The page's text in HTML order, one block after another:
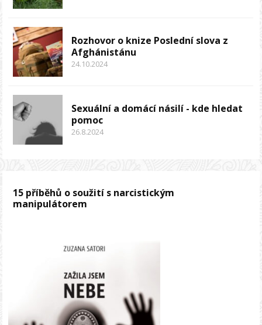
Rozhovor o knize Poslední slova z
Afghánistánu
24.10.2024
Sexuální a domácí násilí - kde hledat
pomoc
26.8.2024
15 příběhů o soužití s narcistickým
manipulátorem